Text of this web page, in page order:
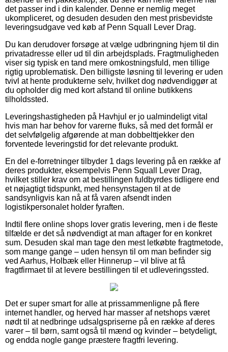
det passer ind i din kalender. Denne er nemlig meget
ukompliceret, og desuden desuden den mest prisbevidste
leveringsudgave ved køb af Penn Squall Lever Drag.
Du kan derudover forsøge at vælge udbringning hjem til din
privatadresse eller ud til din arbejdsplads. Fragtmuligheden
viser sig typisk en tand mere omkostningsfuld, men tillige
rigtig uproblematisk. Den billigste løsning til levering er uden
tvivl at hente produkterne selv, hvilket dog nødvendiggør at
du opholder dig med kort afstand til online butikkens
tilholdssted.
Leveringshastigheden på Havhjul er jo ualmindeligt vital
hvis man har behov for varerne fluks, så med det formål er
det selvfølgelig afgørende at man dobbelttjekker den
forventede leveringstid for det relevante produkt.
En del e-forretninger tilbyder 1 dags levering på en række af
deres produkter, eksempelvis Penn Squall Lever Drag,
hvilket stiller krav om at bestillingen fuldbyrdes tidligere end
et nøjagtigt tidspunkt, med hensynstagen til at de
sandsynligvis kan nå at få varen afsendt inden
logistikpersonalet holder fyraften.
Indtil flere online shops lover gratis levering, men i de fleste
tilfælde er det så nødvendigt at man aftager for en konkret
sum. Desuden skal man tage den mest letkøbte fragtmetode,
som mange gange – uden hensyn til om man befinder sig
ved Aarhus, Holbæk eller Hinnerup – vil blive at få
fragtfirmaet til at levere bestillingen til et udleveringssted.
Det er super smart for alle at prissammenligne på flere
internet handler, og herved har masser af netshops været
nødt til at nedbringe udsalgspriserne på en række af deres
varer – til børn, samt også til mænd og kvinder – betydeligt,
og endda nogle gange præstere fragtfri levering.